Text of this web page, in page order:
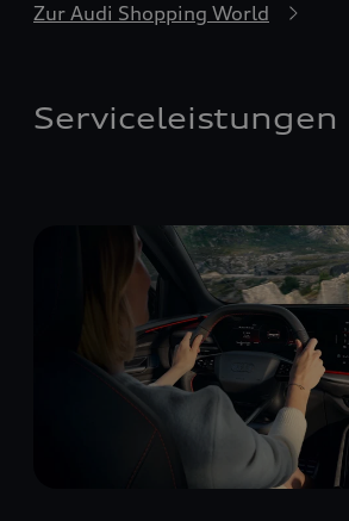
Zur Audi Shopping World
Serviceleistungen